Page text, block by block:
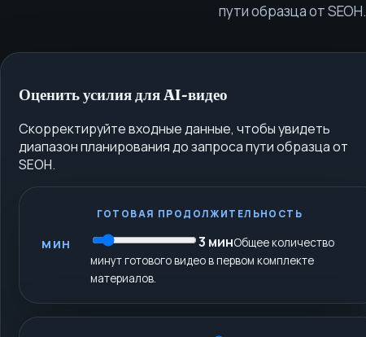
пути образца от SEOH.
Оценить усилия для AI-видео
Скорректируйте входные данные, чтобы увидеть
диапазон планирования до запроса пути образца от
SEOH.
МИН
ГОТОВАЯ ПРОДОЛЖИТЕЛЬНОСТЬ
3 минОбщее количество
минут готового видео в первом комплекте
материалов.